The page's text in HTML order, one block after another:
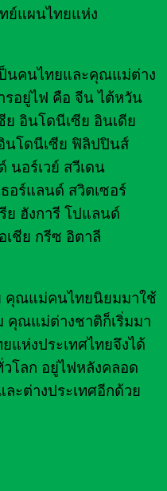
ย์แผนไทยแห่ง
นคนไทยและคุณแม่ต่าง
รอยู่ไฟ คือ จีน ไต้หวัน
ย อินโดนีเซีย อินเดีย
นโดนีเซีย ฟิลิปปินส์
อร์เวย์ สวีเดน
ธอร์แลนด์ สวิตเซอร์
ย ฮังการี โปแลนด์
เชีย กรีซ อิตาลี
คุณแม่คนไทยนิยมมาใช้
คุณแม่ต่างชาติก็เริ่มมา
ห่งประเทศไทยจึงได้
โลก อยู่ไฟหลังคลอด
ะต่างประเทศอีกด้วย